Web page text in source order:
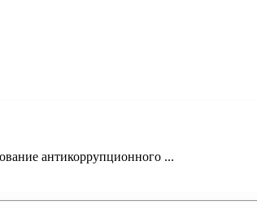
антикоррупционного ...